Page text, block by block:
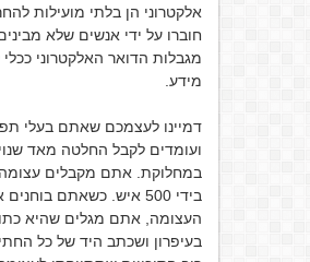
אלקטרוני הן בלתי מועילות
חוברו על ידי אנשים שלא
מגבלות הדואר האלקטרוני
מידע.
דמיינו לעצמכם שאתם בעלי
ועומדים לקבל החלטה מאד
במחלוקת. אתם מקבלים
בידי 500 איש. כשאתם
העצומה, אתם מגלים שהיא
בעיפרון ושכתב היד של כל